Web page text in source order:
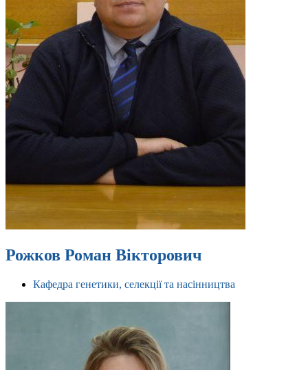
Рожков Роман Вікторович
Кафедра генетики, селекції та насінництва